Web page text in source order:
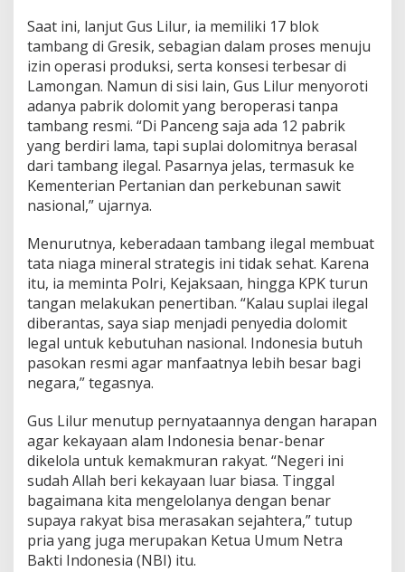
r
t
i
b
a
n
T
a
m
b
a
I
l
g
a
l
Saat ini, lanjut Gus Lilur, ia memiliki 17 blok
tambang di Gresik, sebagian dalam proses menuju
izin operasi produksi, serta konsesi terbesar di
Lamongan. Namun di sisi lain, Gus Lilur menyoroti
adanya pabrik dolomit yang beroperasi tanpa
tambang resmi. “Di Panceng saja ada 12 pabrik
yang berdiri lama, tapi suplai dolomitnya berasal
dari tambang ilegal. Pasarnya jelas, termasuk ke
Kementerian Pertanian dan perkebunan sawit
nasional,” ujarnya.
Menurutnya, keberadaan tambang ilegal membuat
tata niaga mineral strategis ini tidak sehat. Karena
itu, ia meminta Polri, Kejaksaan, hingga KPK turun
tangan melakukan penertiban. “Kalau suplai ilegal
diberantas, saya siap menjadi penyedia dolomit
legal untuk kebutuhan nasional. Indonesia butuh
pasokan resmi agar manfaatnya lebih besar bagi
negara,” tegasnya.
Gus Lilur menutup pernyataannya dengan harapan
agar kekayaan alam Indonesia benar-benar
dikelola untuk kemakmuran rakyat. “Negeri ini
sudah Allah beri kekayaan luar biasa. Tinggal
bagaimana kita mengelolanya dengan benar
supaya rakyat bisa merasakan sejahtera,” tutup
pria yang juga merupakan Ketua Umum Netra
Bakti Indonesia (NBI) itu.